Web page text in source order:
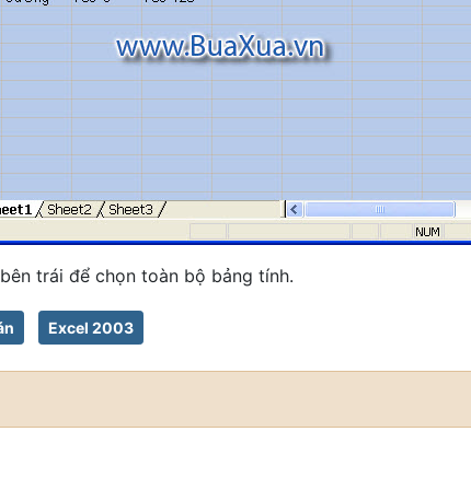
trái để chọn toàn bộ bảng tính.
Excel 2003
2003